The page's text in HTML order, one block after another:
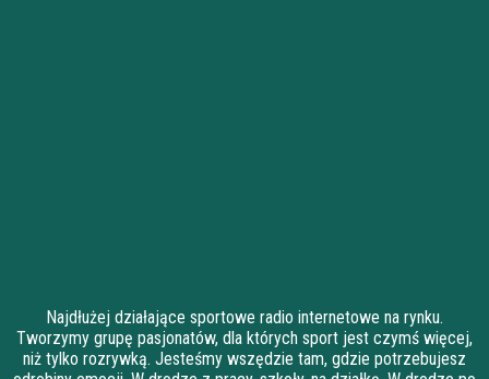
Najdłużej działające sportowe radio internetowe na rynku.
Tworzymy grupę pasjonatów, dla których sport jest czymś więcej,
niż tylko rozrywką. Jesteśmy wszędzie tam, gdzie potrzebujesz